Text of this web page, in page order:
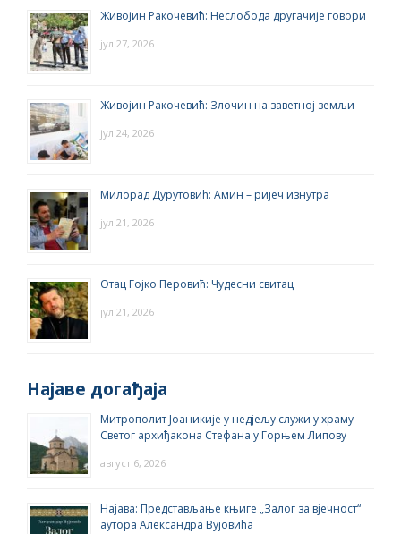
Живојин Ракочевић: Неслобода другачије говори
јул 27, 2026
Живојин Ракочевић: Злочин на заветној земљи
јул 24, 2026
Милорад Дурутовић: Амин – ријеч изнутра
јул 21, 2026
Отац Гојко Перовић: Чудесни свитац
јул 21, 2026
Најаве догађаја
Митрополит Јоаникије у недјељу служи у храму
Светог архиђакона Стефана у Горњем Липову
август 6, 2026
Најава: Представљање књиге „Залог за вјечност“
аутора Александра Вујовића